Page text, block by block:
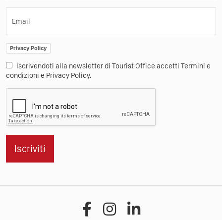
Email
Privacy Policy
Iscrivendoti alla newsletter di Tourist Office accetti Termini e
condizioni e Privacy Policy.
Iscriviti